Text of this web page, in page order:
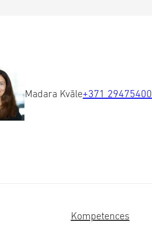
uz
anketu zemāk.
Madara Kvāle+371 29475400
Kompetences